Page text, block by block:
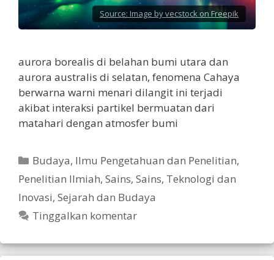
Source: Image by vecstock on Freepik
aurora borealis di belahan bumi utara dan
aurora australis di selatan, fenomena Cahaya
berwarna warni menari dilangit ini terjadi
akibat interaksi partikel bermuatan dari
matahari dengan atmosfer bumi
Kategori
Budaya, Ilmu Pengetahuan dan Penelitian,
Penelitian Ilmiah, Sains, Sains, Teknologi dan
Inovasi, Sejarah dan Budaya
Tinggalkan komentar